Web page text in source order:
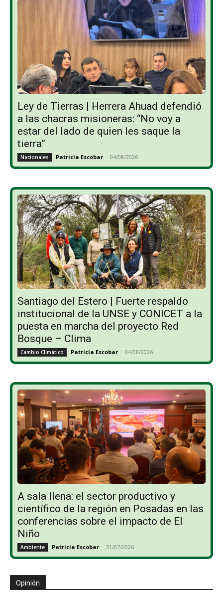
Ley de Tierras | Herrera Ahuad defendió
a las chacras misioneras: “No voy a
estar del lado de quien les saque la
tierra”
Nacionales Patricia Escobar - 04/08/2026
Santiago del Estero | Fuerte respaldo
institucional de la UNSE y CONICET a la
puesta en marcha del proyecto Red
Bosque – Clima
Cambio Climático Patricia Escobar - 04/08/2026
A sala llena: el sector productivo y
científico de la región en Posadas en las
conferencias sobre el impacto de El
Niño
Ambiente Patricia Escobar - 31/07/2026
Opinión